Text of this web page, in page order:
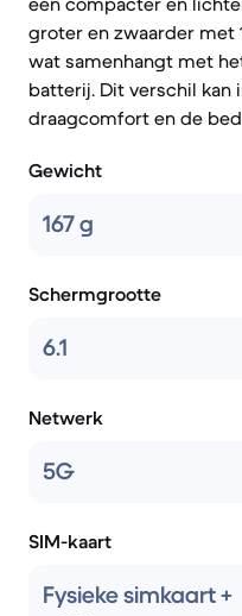
groter en zwaarder met
wat samenhangt met
batterij. Dit verschil kan
draagcomfort en de
Gewicht
167 g
Schermgrootte
6.1
Netwerk
5G
SIM-kaart
Fysieke simkaart +